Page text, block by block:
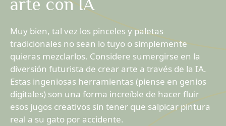
arte con IA
Muy bien, tal vez los pinceles y paletas
tradicionales no sean lo tuyo o simplemente
quieras mezclarlos. Considere sumergirse en la
diversión futurista de crear arte a través de la IA.
Estas ingeniosas herramientas (piense en genios
digitales) son una forma increíble de hacer fluir
esos jugos creativos sin tener que salpicar pintura
real a su gato por accidente.